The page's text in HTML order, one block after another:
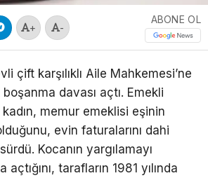
+ -
ABONE OL
çift karşılıklı Aile Mahkemesi’ne
davası açtı. Emekli
memur emeklisi eşinin
evin faturalarını dahi
Kocanın yargılamayı
tarafların 1981 yılında